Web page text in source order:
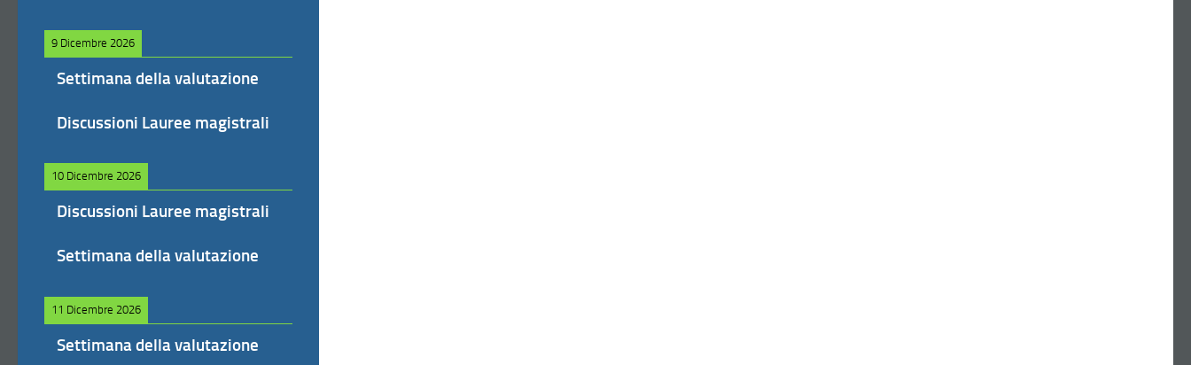
9 Dicembre 2026
Settimana della valutazione
Discussioni Lauree magistrali
10 Dicembre 2026
Discussioni Lauree magistrali
Settimana della valutazione
11 Dicembre 2026
Settimana della valutazione